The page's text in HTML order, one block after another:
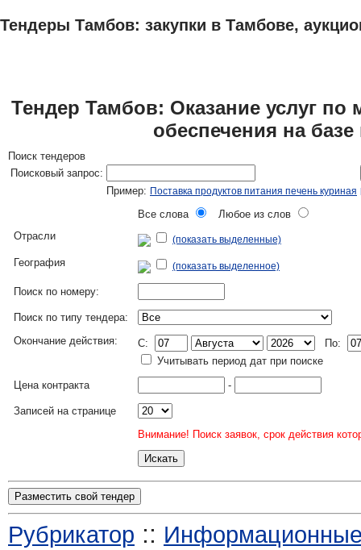
Тендеры Тамбов: закупки в Тамбове,
Тендер Тамбов: Оказание услуг
обеспечения на
Поиск тендеров
Поисковый запрос:
Пример: Поставка продуктов питания печень куриная
Все слова
Любое из слов
Отрасли
(показать выделенные)
География (показать выделенное)
Поиск по номеру:
Поиск по типу тендера:
Окончание действия:
C:
По:
Учитывать период дат при поиске
Цена контракта
-
Записей на странице
Внимание! Поиск заявок, срок действия
Разместить свой тендер
Рубрикатор :: Информационные